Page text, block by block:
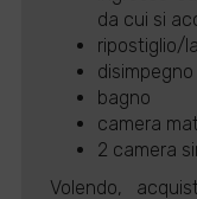
da cui si
ripostiglio/
bagno
camera
2 camera
Volendo,